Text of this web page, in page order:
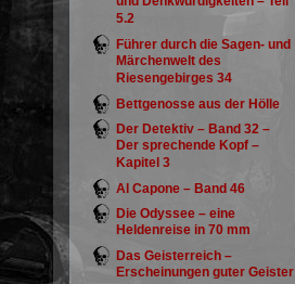
5.2
Führer durch die Sagen- und
Märchenwelt des
Riesengebirges 34
Bettgenosse aus der Hölle
Der Detektiv – Band 32 –
Der sprechende Kopf –
Kapitel 3
Al Capone – Band 46
Die Odyssee – eine
Heldenreise in 70 mm
Das Geisterreich –
Erscheinungen guter Geister